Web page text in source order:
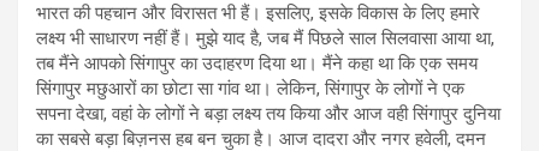
भारत की पहचान और विरासत भी हैं। इसलिए, इसके विकास के लिए हमारे
लक्ष्य भी साधारण नहीं हैं। मुझे याद है, जब मैं पिछले साल सिलवासा आया था,
तब मैंने आपको सिंगापुर का उदाहरण दिया था। मैंने कहा था कि एक समय
सिंगापुर मछुआरों का छोटा सा गांव था। लेकिन, सिंगापुर के लोगों ने एक
सपना देखा, वहां के लोगों ने बड़ा लक्ष्य तय किया और आज वही सिंगापुर दुनिया
का सबसे बड़ा बिज़नस हब बन चुका है। आज दादरा और नगर हवेली, दमन